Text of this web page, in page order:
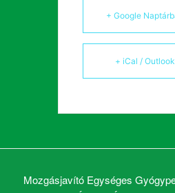
+ Google
+ iCal /
Mozgásjavító Egységes